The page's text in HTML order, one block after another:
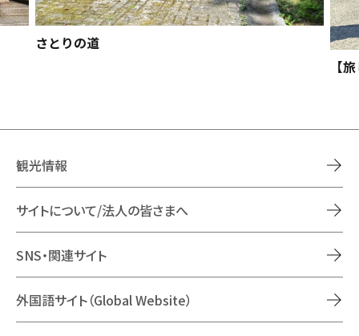
さとりの道
【
観光情報
サイトについて/法人の皆さまへ
SNS・関連サイト
外国語サイト（Global Website）